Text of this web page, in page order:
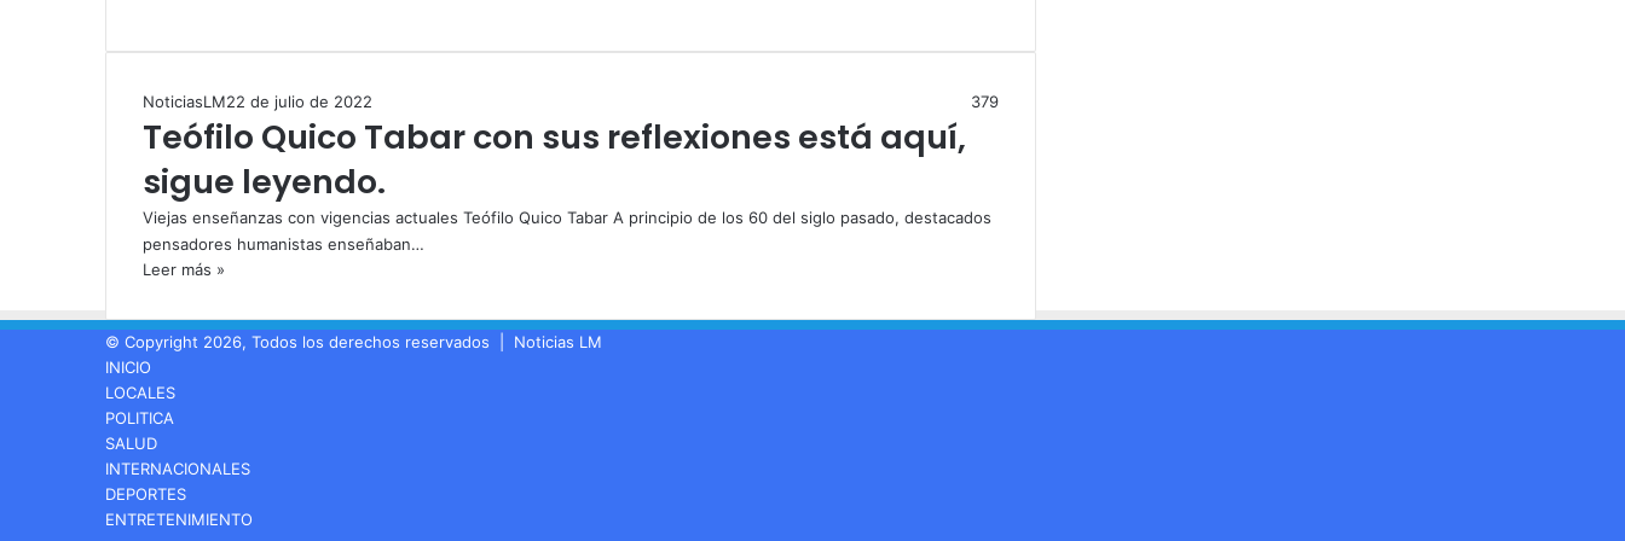
NoticiasLM22 de julio de 2022 379
Teófilo Quico Tabar con sus reflexiones está aquí,
sigue leyendo.
Viejas enseñanzas con vigencias actuales Teófilo Quico Tabar A principio de los 60 del siglo pasado, destacados
pensadores humanistas enseñaban…
Leer más »
© Copyright 2026, Todos los derechos reservados | Noticias LM
INICIO
LOCALES
POLITICA
SALUD
INTERNACIONALES
DEPORTES
ENTRETENIMIENTO